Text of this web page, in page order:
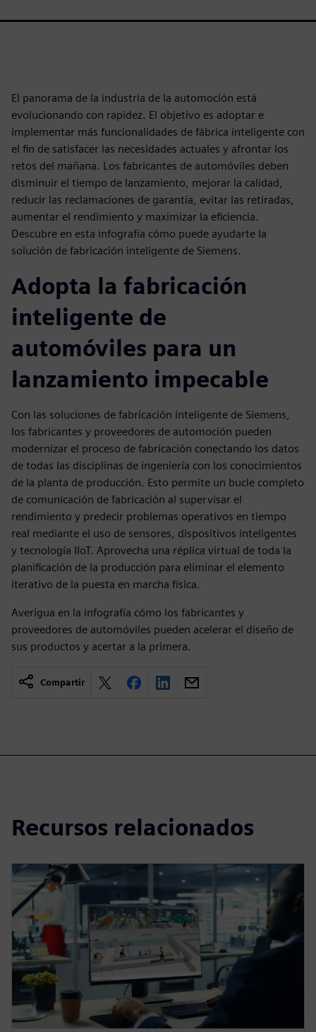
El panorama de la industria de la automoción está
evolucionando con rapidez. El objetivo es adoptar e
implementar más funcionalidades de fábrica inteligente con
el fin de satisfacer las necesidades actuales y afrontar los
retos del mañana. Los fabricantes de automóviles deben
disminuir el tiempo de lanzamiento, mejorar la calidad,
reducir las reclamaciones de garantía, evitar las retiradas,
aumentar el rendimiento y maximizar la eficiencia.
Descubre en esta infografía cómo puede ayudarte la
solución de fabricación inteligente de Siemens.
Adopta la fabricación
inteligente de
automóviles para un
lanzamiento impecable
Con las soluciones de fabricación inteligente de Siemens,
los fabricantes y proveedores de automoción pueden
modernizar el proceso de fabricación conectando los datos
de todas las disciplinas de ingeniería con los conocimientos
de la planta de producción. Esto permite un bucle completo
de comunicación de fabricación al supervisar el
rendimiento y predecir problemas operativos en tiempo
real mediante el uso de sensores, dispositivos inteligentes
y tecnología IIoT. Aprovecha una réplica virtual de toda la
planificación de la producción para eliminar el elemento
iterativo de la puesta en marcha física.
Averigua en la infografía cómo los fabricantes y
proveedores de automóviles pueden acelerar el diseño de
sus productos y acertar a la primera.
Compartir
Recursos relacionados